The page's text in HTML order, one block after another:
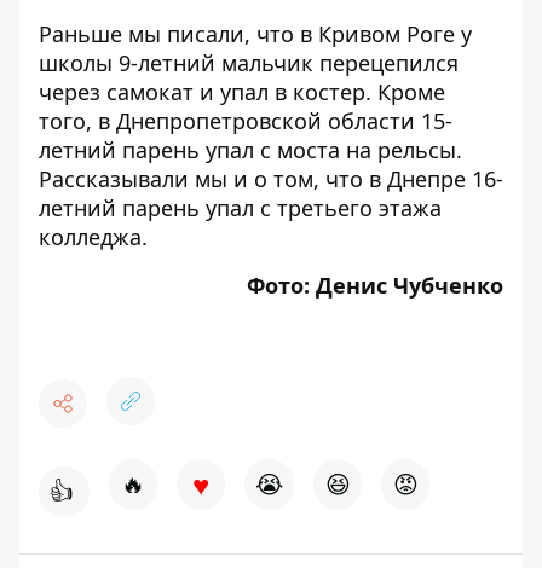
Раньше мы писали, что в Кривом Роге у
школы 9-летний мальчик перецепился
через самокат и упал в костер. Кроме
того, в Днепропетровской области 15-
летний парень упал с моста на рельсы.
Рассказывали мы и о том, что в Днепре 16-
летний парень упал с третьего этажа
колледжа.
Фото: Денис Чубченко
👍 🔥 ♥ 😭 😆 😡